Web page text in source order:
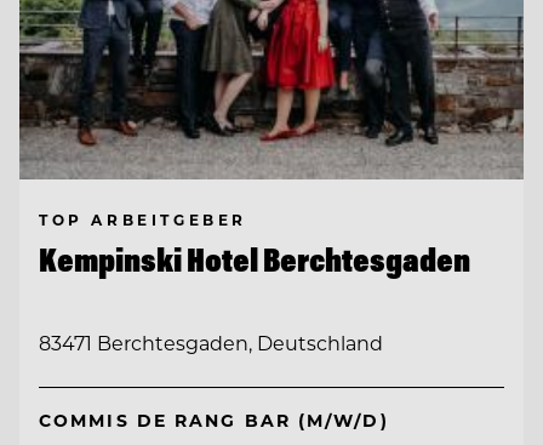
TOP ARBEITGEBER
Kempinski Hotel Berchtesgaden
83471 Berchtesgaden, Deutschland
COMMIS DE RANG BAR (M/W/D)